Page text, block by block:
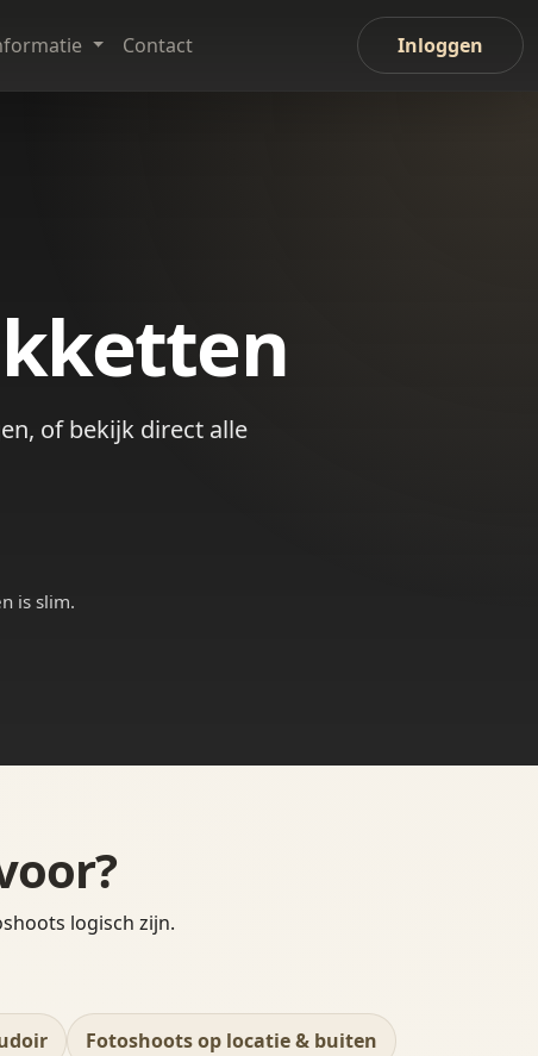
Contact Inloggen
of bekijk direct alle
is slim.
logisch zijn.
Fotoshoots op locatie & buiten